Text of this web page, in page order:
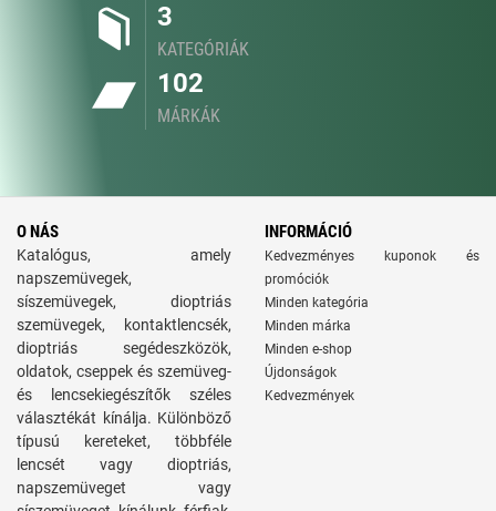
3
KATEGÓRIÁK
102
MÁRKÁK
O NÁS
Katalógus, amely
napszemüvegek,
síszemüvegek, dioptriás
szemüvegek, kontaktlencsék,
dioptriás segédeszközök,
oldatok, cseppek és szemüveg-
és lencsekiegészítők széles
választékát kínálja. Különböző
típusú kereteket, többféle
lencsét vagy dioptriás,
napszemüveget vagy
INFORMÁCIÓ
Kedvezményes kuponok és
promóciók
Minden kategória
Minden márka
Minden e-shop
Újdonságok
Kedvezmények